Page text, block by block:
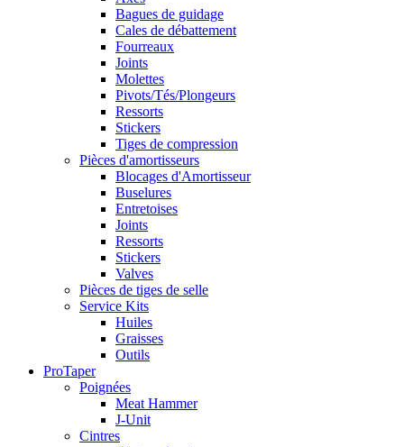
Bagues de guidage
Cales de débattement
Fourreaux
Joints
Molettes
Pivots/Tés/Plongeurs
Ressorts
Stickers
Tiges de compression
Pièces d'amortisseurs
Blocages d'Amortisseur
Buselures
Entretoises
Joints
Ressorts
Stickers
Valves
Pièces de tiges de selle
Service Kits
Huiles
Graisses
Outils
ProTaper
Poignées
Meat Hammer
J-Unit
Cintres